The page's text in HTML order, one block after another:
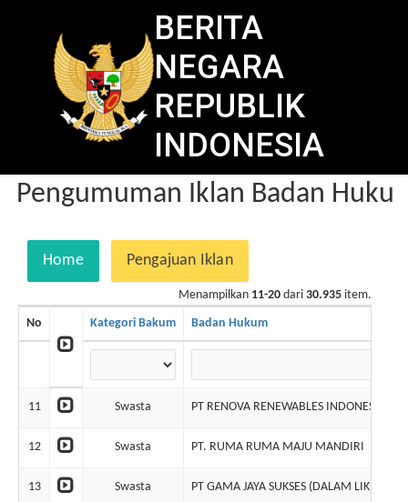
BERITA
NEGARA
REPUBLIK
INDONESIA
Pengumuman Iklan Badan
Home Pengajuan Iklan
Menampilkan 11-20 dari 30.935 item.
No Kategori Bakum Badan Hukum
11 Swasta PT RENOVA RENEWABLES INDONESIA
12 Swasta PT. RUMA RUMA MAJU MANDIRI
13 Swasta PT GAMA JAYA SUKSES (DALAM